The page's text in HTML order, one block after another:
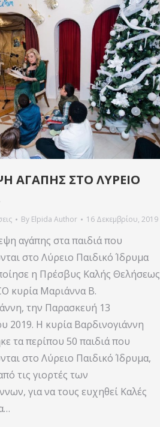
ΑΓΑΠΗΣ ΣΤΟ ΛΥΡΕΙΟ
By Elpida Author 16 Δεκεμβρίου, 2019
αγάπης στα παιδιά που
στο Λύρειο Παιδικό Ίδρυμα
η Πρέσβυς Καλής Θελήσεως
κυρία Μαριάννα Β.
την Παρασκευή 13
2019. Η κυρία Βαρδινογιάννη
τα περίπου 50 παιδιά που
στο Λύρειο Παιδικό Ίδρυμα,
τις γιορτές των
για να τους ευχηθεί Καλές